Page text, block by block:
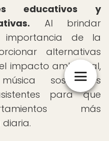
educativos y
Al brindar
importancia de la
alternativas
impacto ambiental,
sostenibles
para que
más
diaria.